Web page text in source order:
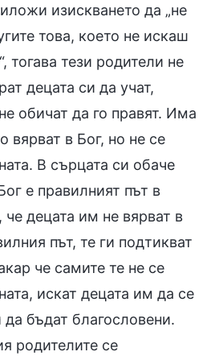
изискването да „не
това, което не искаш
тогава тези родители не
децата си да учат,
обичат да го правят. Има
вярват в Бог, но не се
В сърцата си обаче
е правилният път в
децата им не вярват в
път, те ги подтикват
че самите те не се
искат децата им да се
бъдат благословени.
родителите се